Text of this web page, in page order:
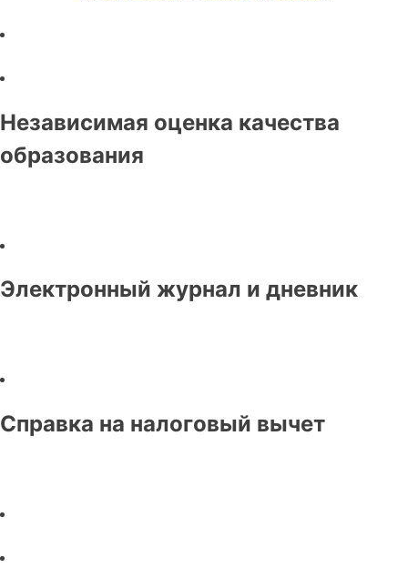
Независимая оценка качества
образования
Электронный журнал и дневник
Справка на налоговый вычет